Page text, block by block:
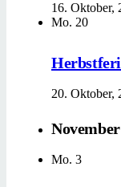
16. Oktober,
Mo. 20
20. Oktober,
Mo. 3